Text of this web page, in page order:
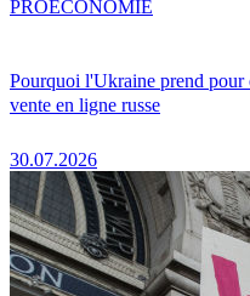
Pourquoi l'Ukraine prend pour
vente en ligne russe
30.07.2026
PROÉCONOMIE